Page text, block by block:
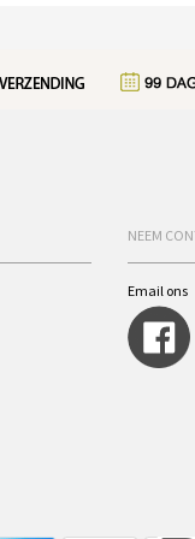
NEEM
Email ons